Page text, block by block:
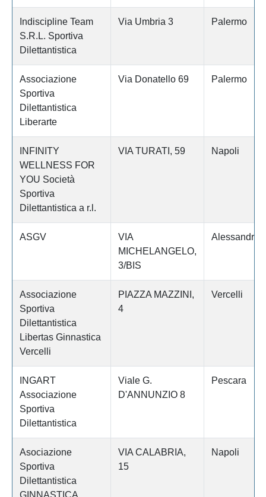
Indiscipline Team
S.R.L. Sportiva
Dilettantistica
Via Umbria 3 Palermo
Associazione
Sportiva
Dilettantistica
Liberarte
Via Donatello 69 Palermo
INFINITY
WELLNESS FOR
YOU Società
Sportiva
Dilettantistica a r.l.
VIA TURATI, 59 Napoli
ASGV
VIA
MICHELANGELO,
3/BIS
Alessandria
Associazione
Sportiva
Dilettantistica
Libertas Ginnastica
Vercelli
PIAZZA MAZZINI,
4
Vercelli
INGART
Associazione
Sportiva
Dilettantistica
Viale G.
D'ANNUNZIO 8
Pescara
Asociazione
Sportiva
Dilettantistica
GINNASTICA
VIA CALABRIA,
15
Napoli